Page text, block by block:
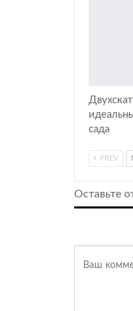
сада
PREV
Оставьте